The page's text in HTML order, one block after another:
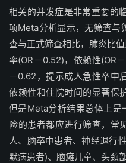
相关的并发症是非常重要的
项Meta分析显示，无筛查与
查与正式筛查相比，肺炎比
率(OR＝0.52)，依赖性(OR
－0.62，提示成人急性卒中
依赖性和住院时间的显著保
但是Meta分析结果总体上是
险的患者都应进行筛查，常
人、脑卒中患者、神经退行
默病患者)、脑瘫儿童、头颈